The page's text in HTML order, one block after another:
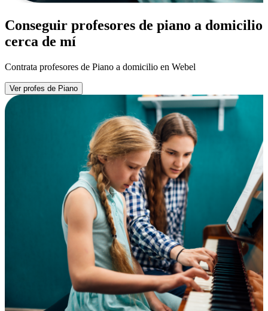
Conseguir profesores de piano a domicilio
cerca de mí
Contrata profesores de Piano a domicilio en Webel
Ver profes de Piano